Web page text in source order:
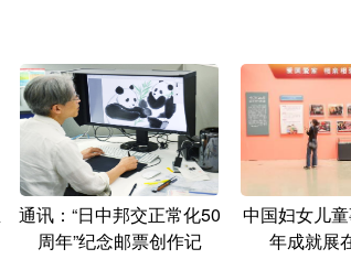
通讯：“日中邦交正常化50
周年”纪念邮票创作记
中国妇女儿
年成就展